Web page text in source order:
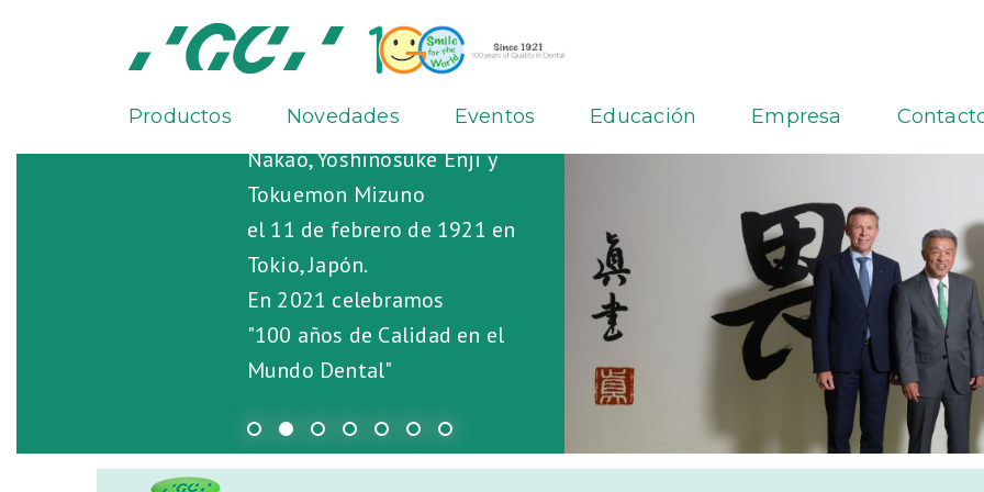
Productos Novedades Eventos Educación Empresa
GC fue fundada por Kiyoshi
Nakao, Yoshinosuke Enji y
Tokuemon Mizuno
el 11 de febrero de 1921 en
Tokio, Japón.
En 2021 celebramos
"100 años de Calidad en el
Mundo Dental"